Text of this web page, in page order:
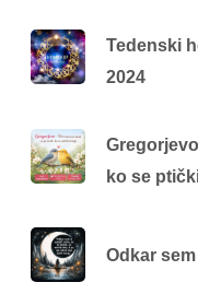
Tedenski
2024
ko se
Odkar